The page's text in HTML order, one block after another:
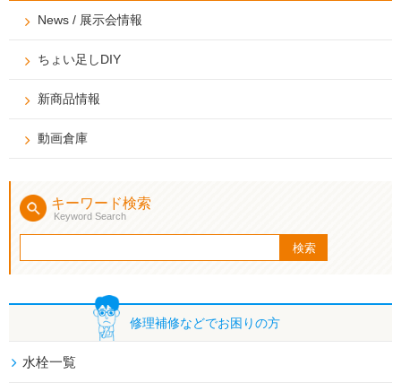
News / 展示会情報
ちょい足しDIY
新商品情報
動画倉庫
キーワード検索
Keyword Search
修理補修などでお困りの方
水栓一覧